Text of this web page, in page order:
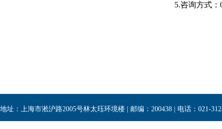
5.咨询方式：
地址：上海市淞沪路2005号林太珏环境楼 | 邮编：200438 | 电话：021-